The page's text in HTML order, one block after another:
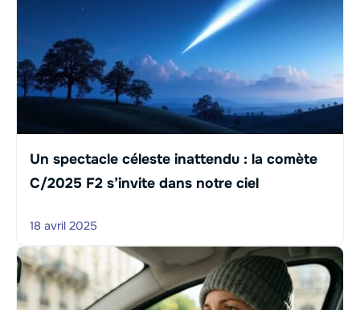
Un spectacle céleste inattendu : la comète
C/2025 F2 s’invite dans notre ciel
18 avril 2025